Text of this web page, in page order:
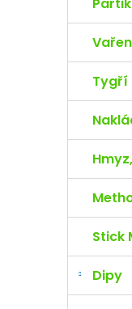
Tygří
Stick
Dipy